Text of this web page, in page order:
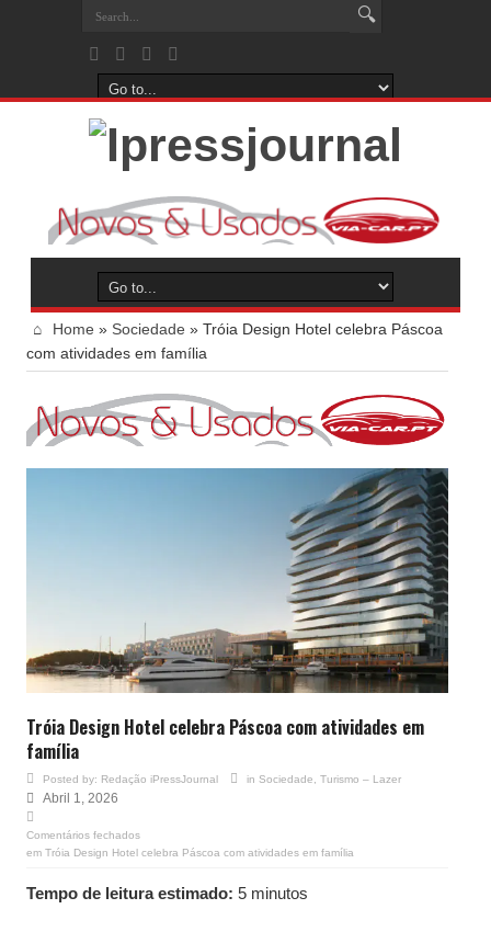
Home » Sociedade » Tróia Design Hotel celebra Páscoa
com atividades em família
Tróia Design Hotel celebra Páscoa com atividades em
família
Posted by: Redação iPressJournal in Sociedade Turismo – Lazer
Abril 1, 2026
Comentários fechados
em Tróia Design Hotel celebra Páscoa com atividades em família
Tempo de leitura estimado: 5 minutos